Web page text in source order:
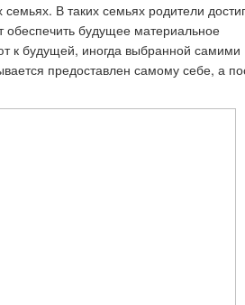
В таких семьях родители
обеспечить будущее материальное
к будущей, иногда выбранной самими
предоставлен самому себе, а